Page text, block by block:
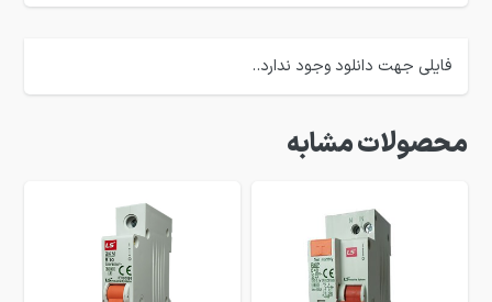
فایلی جهت دانلود وجود ندارد..
محصولات مشابه